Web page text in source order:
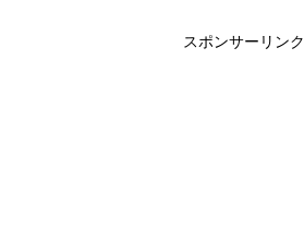
スポンサーリンク